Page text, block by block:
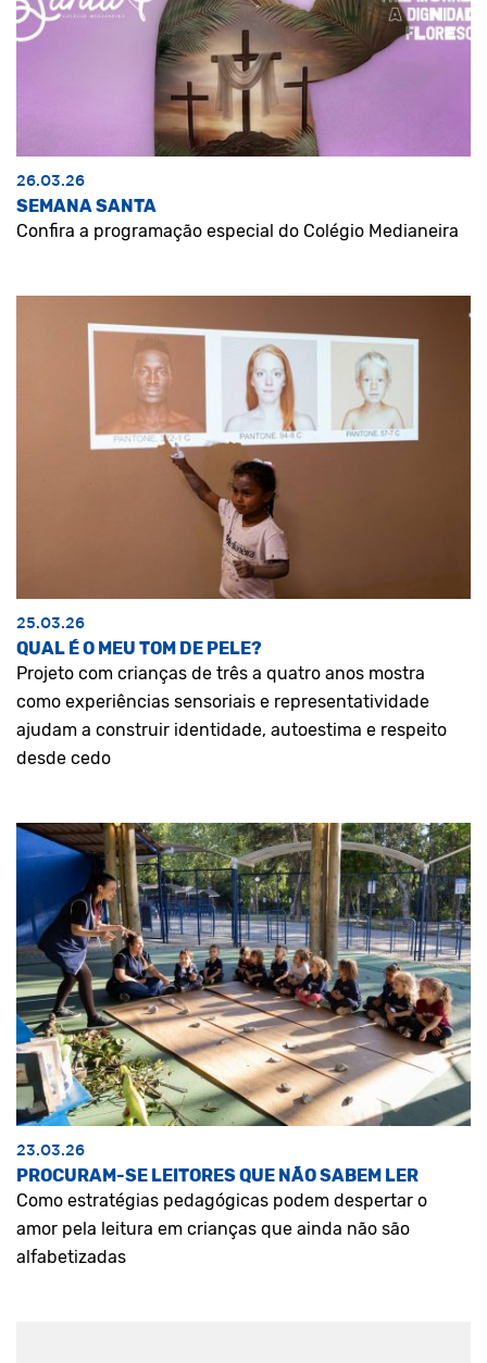
26.03.26
SEMANA SANTA
Confira a programação especial do Colégio Medianeira
25.03.26
QUAL É O MEU TOM DE PELE?
Projeto com crianças de três a quatro anos mostra
como experiências sensoriais e representatividade
ajudam a construir identidade, autoestima e respeito
desde cedo
23.03.26
PROCURAM-SE LEITORES QUE NÃO SABEM LER
Como estratégias pedagógicas podem despertar o
amor pela leitura em crianças que ainda não são
alfabetizadas